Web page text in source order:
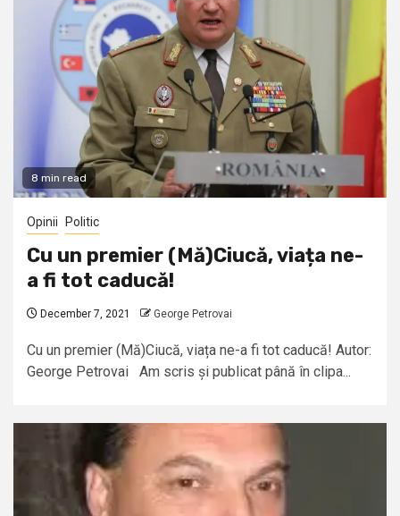
8 min read
Opinii Politic
Cu un premier (Mă)Ciucă, viața ne-
a fi tot caducă!
December 7, 2021 George Petrovai
Cu un premier (Mă)Ciucă, viața ne-a fi tot caducă! Autor:
George Petrovai Am scris și publicat până în clipa...